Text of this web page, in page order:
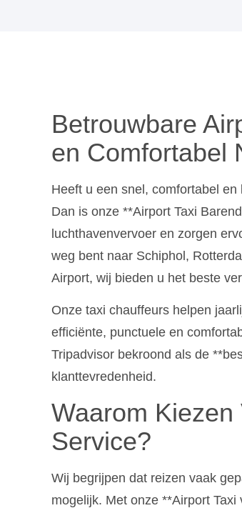
Betrouwbare
en Comfortabel
Heeft u een snel, comfortabel
Dan is onze **Airport Taxi
luchthavenvervoer en zorgen
weg bent naar Schiphol,
Airport, wij bieden u het beste
Onze taxi chauffeurs helpen
efficiënte, punctuele en
Tripadvisor bekroond als de
klanttevredenheid.
Waarom Kiezen
Service?
Wij begrijpen dat reizen vaak
mogelijk. Met onze **Airport